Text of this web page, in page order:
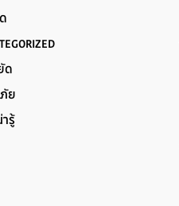
ด
ย
ารู้